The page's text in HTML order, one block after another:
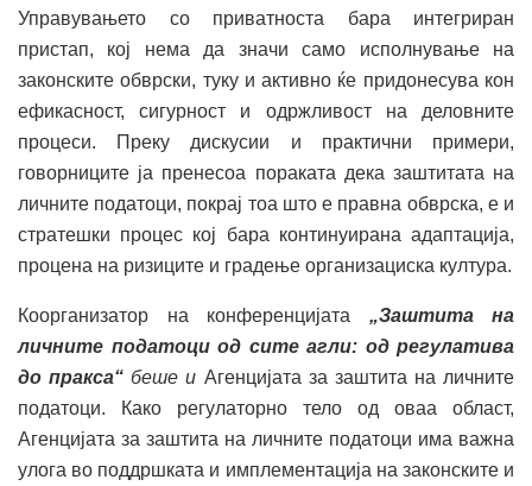
Управувањето со приватноста бара интегриран
пристап, кој нема да значи само исполнување на
законските обврски, туку и активно ќе придонесува кон
ефикасност, сигурност и одржливост на деловните
процеси. Преку дискусии и практични примери,
говорниците ја пренесоа пораката дека заштитата на
личните податоци, покрај тоа што е правна обврска, е и
стратешки процес кој бара континуирана адаптација,
процена на ризиците и градење организациска култура.
Коорганизатор на конференцијата „Заштита на
личните податоци од сите агли: од регулатива
до пракса“беше и Агенцијата за заштита на личните
податоци. Како регулаторно тело од оваа област,
Агенцијата за заштита на личните податоци има важна
улога во поддршката и имплементација на законските и